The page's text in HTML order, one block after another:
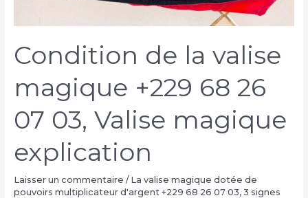
Condition de la valise
magique +229 68 26
07 03, Valise magique
explication
Laisser un commentaire / La valise magique dotée de
pouvoirs multiplicateur d'argent +229 68 26 07 03, 3 signes